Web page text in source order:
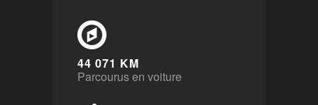
44 071 KM
Parcourus en voiture